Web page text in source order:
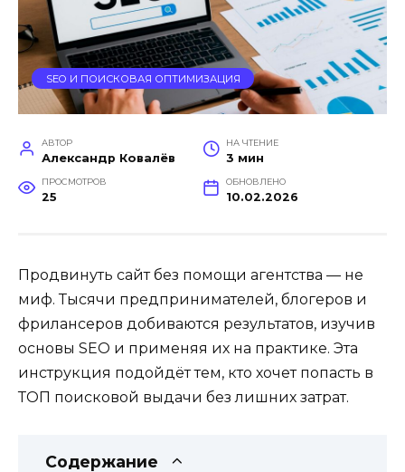
SEO И ПОИСКОВАЯ ОПТИМИЗАЦИЯ
АВТОР
Александр Ковалёв
НА ЧТЕНИЕ
3 мин
ПРОСМОТРОВ
25
ОБНОВЛЕНО
10.02.2026
Продвинуть сайт без помощи агентства — не
миф. Тысячи предпринимателей, блогеров и
фрилансеров добиваются результатов, изучив
основы SEO и применяя их на практике. Эта
инструкция подойдёт тем, кто хочет попасть в
ТОП поисковой выдачи без лишних затрат.
Содержание